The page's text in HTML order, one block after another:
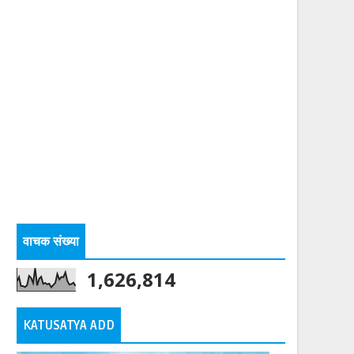
वाचक संख्या
1,626,814
KATUSATYA ADD